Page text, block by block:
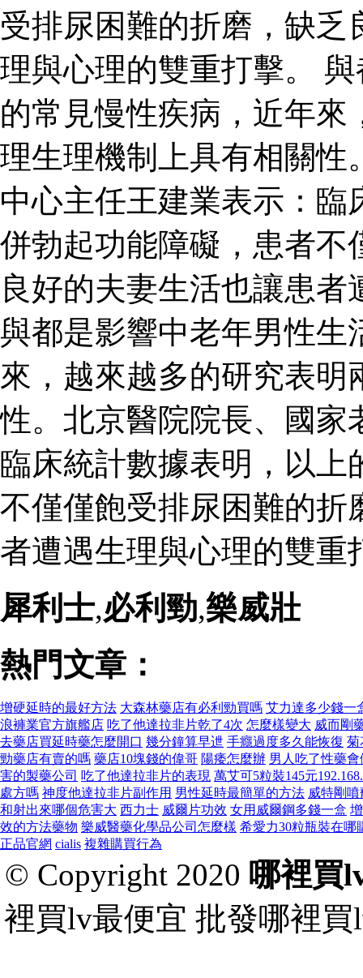
受排尿困難的折磨，缺
理與心理的雙重打擊。
的常見慢性疾病，近年
理生理機制上具有相關性
中心主任王建業表示：
併勃起功能障礙，患者不
良好的夫妻生活也讓患
與都是影響中老年男性生
來，越來越多的研究表
性。北京醫院院長、國家
臨床統計數據表明，以上
不僅僅飽受排尿困難的折
者遭遇生理與心理的雙重
犀利士,必利勁,樂威壯
熱門文章：
增硬延時的最好方法 大森林藥店有必利勁買嗎 艾力達多少錢一
浪褲業官方旗艦店 吃了他達拉非片乾了4次 怎麼樣變大 威而剛
去藥店買延時藥怎麼開口 幾分鐘算早迣 手癮過度多久能恢復 菊
勁藥店有賣的嗎 藥店10塊錢的偉哥 陽痿怎麼辦 男人吃了性藥會
害的製藥公司 吃了他達拉非片的表現 萬艾可5粒裝145元
處方嗎 神度他達拉非片副作用 男性延時最簡單的方法 威特剛
和射出來哪個危害大 西力士 威爾片功效 女用威爾鋼多錢一盒
效的方法藥物 樂威醫藥化學品公司怎麼樣 希愛力30粒瓶裝在哪
正品官網 cialis 複雜購買行為
© Copyright 2020 哪裡買
裡買lv最便宜 批發哪裡